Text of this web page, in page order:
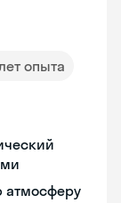
опыта
атмосферу